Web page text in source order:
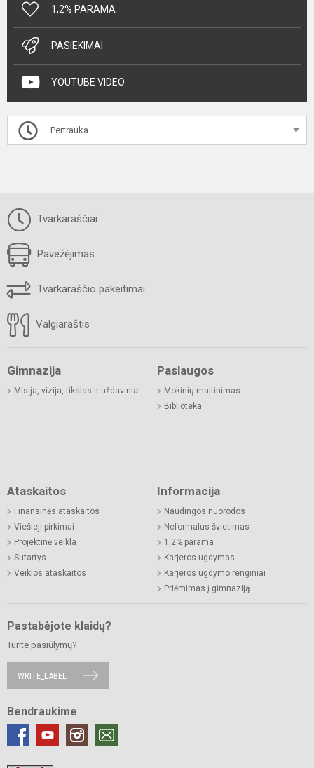
1,2% PARAMA
PASIEKIMAI
YOUTUBE VIDEO
Pertrauka
Tvarkaraščiai
Pavežėjimas
Tvarkaraščio pakeitimai
Valgiaraštis
Gimnazija
Misija, vizija, tikslas ir uždaviniai
Paslaugos
Mokinių maitinimas
Biblioteka
Ataskaitos
Finansinės ataskaitos
Viešieji pirkimai
Projektinė veikla
Sutartys
Veiklos ataskaitos
Informacija
Naudingos nuorodos
Neformalus švietimas
1,2% parama
Karjeros ugdymas
Karjeros ugdymo renginiai
Priėmimas į gimnaziją
Pastabėjote klaidų?
Turite pasiūlymų?
WRITE_LABEL
Bendraukime